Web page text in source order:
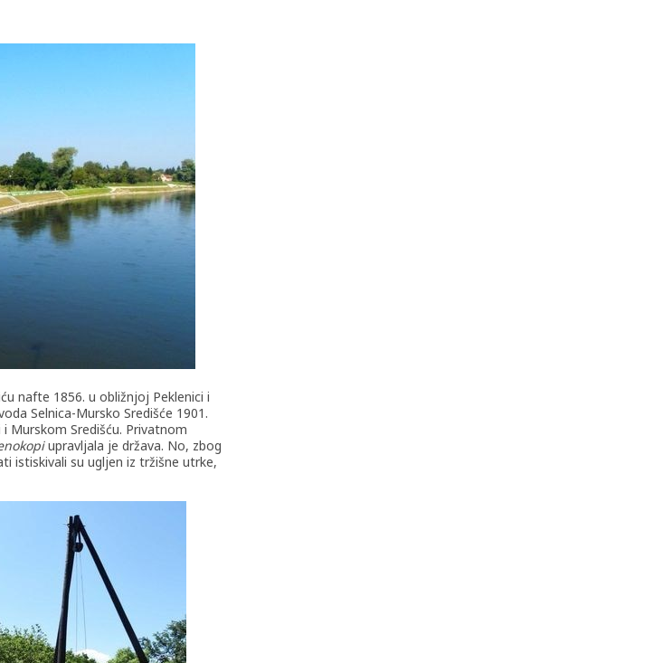
nafte 1856. u obližnjoj Peklenici i
Selnica-Mursko Središće 1901.
Murskom Središću. Privatnom
upravljala je država. No, zbog
istiskivali su ugljen iz tržišne utrke,